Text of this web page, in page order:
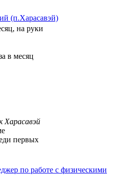
(п.Харасавэй)
на руки
в месяц
Харасавэй
первых
по работе с физическими